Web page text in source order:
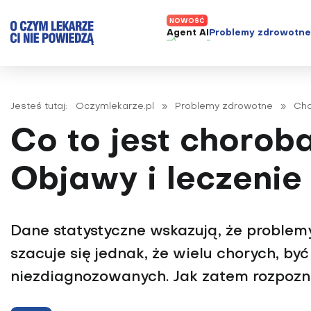
Agent AI Problemy zdrowotne
Alergie
Autyzm
Borelioza
Celiakia
Choroba Alzheimera
Choroba Parkinsona
Prawa
Jesteś tutaj: Oczymlekarze.pl » Problemy zdrowotne »
Co to jest
Objawy i leczenie
Dane statystyczne wskazują, że
szacuje się jednak, że wielu chorych,
niezdiagnozowanych. Jak zatem